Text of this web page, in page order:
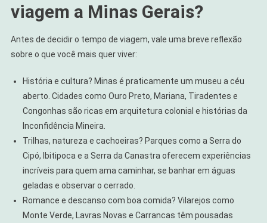
viagem a Minas Gerais?
Antes de decidir o tempo de viagem, vale uma breve reflexão
sobre o que você mais quer viver:
História e cultura? Minas é praticamente um museu a céu
aberto. Cidades como Ouro Preto, Mariana, Tiradentes e
Congonhas são ricas em arquitetura colonial e histórias da
Inconfidência Mineira.
Trilhas, natureza e cachoeiras? Parques como a Serra do
Cipó, Ibitipoca e a Serra da Canastra oferecem experiências
incríveis para quem ama caminhar, se banhar em águas
geladas e observar o cerrado.
Romance e descanso com boa comida? Vilarejos como
Monte Verde, Lavras Novas e Carrancas têm pousadas